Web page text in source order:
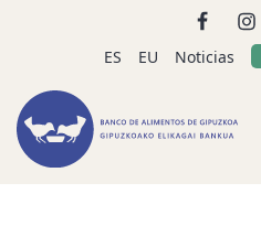
ES EU Noticias